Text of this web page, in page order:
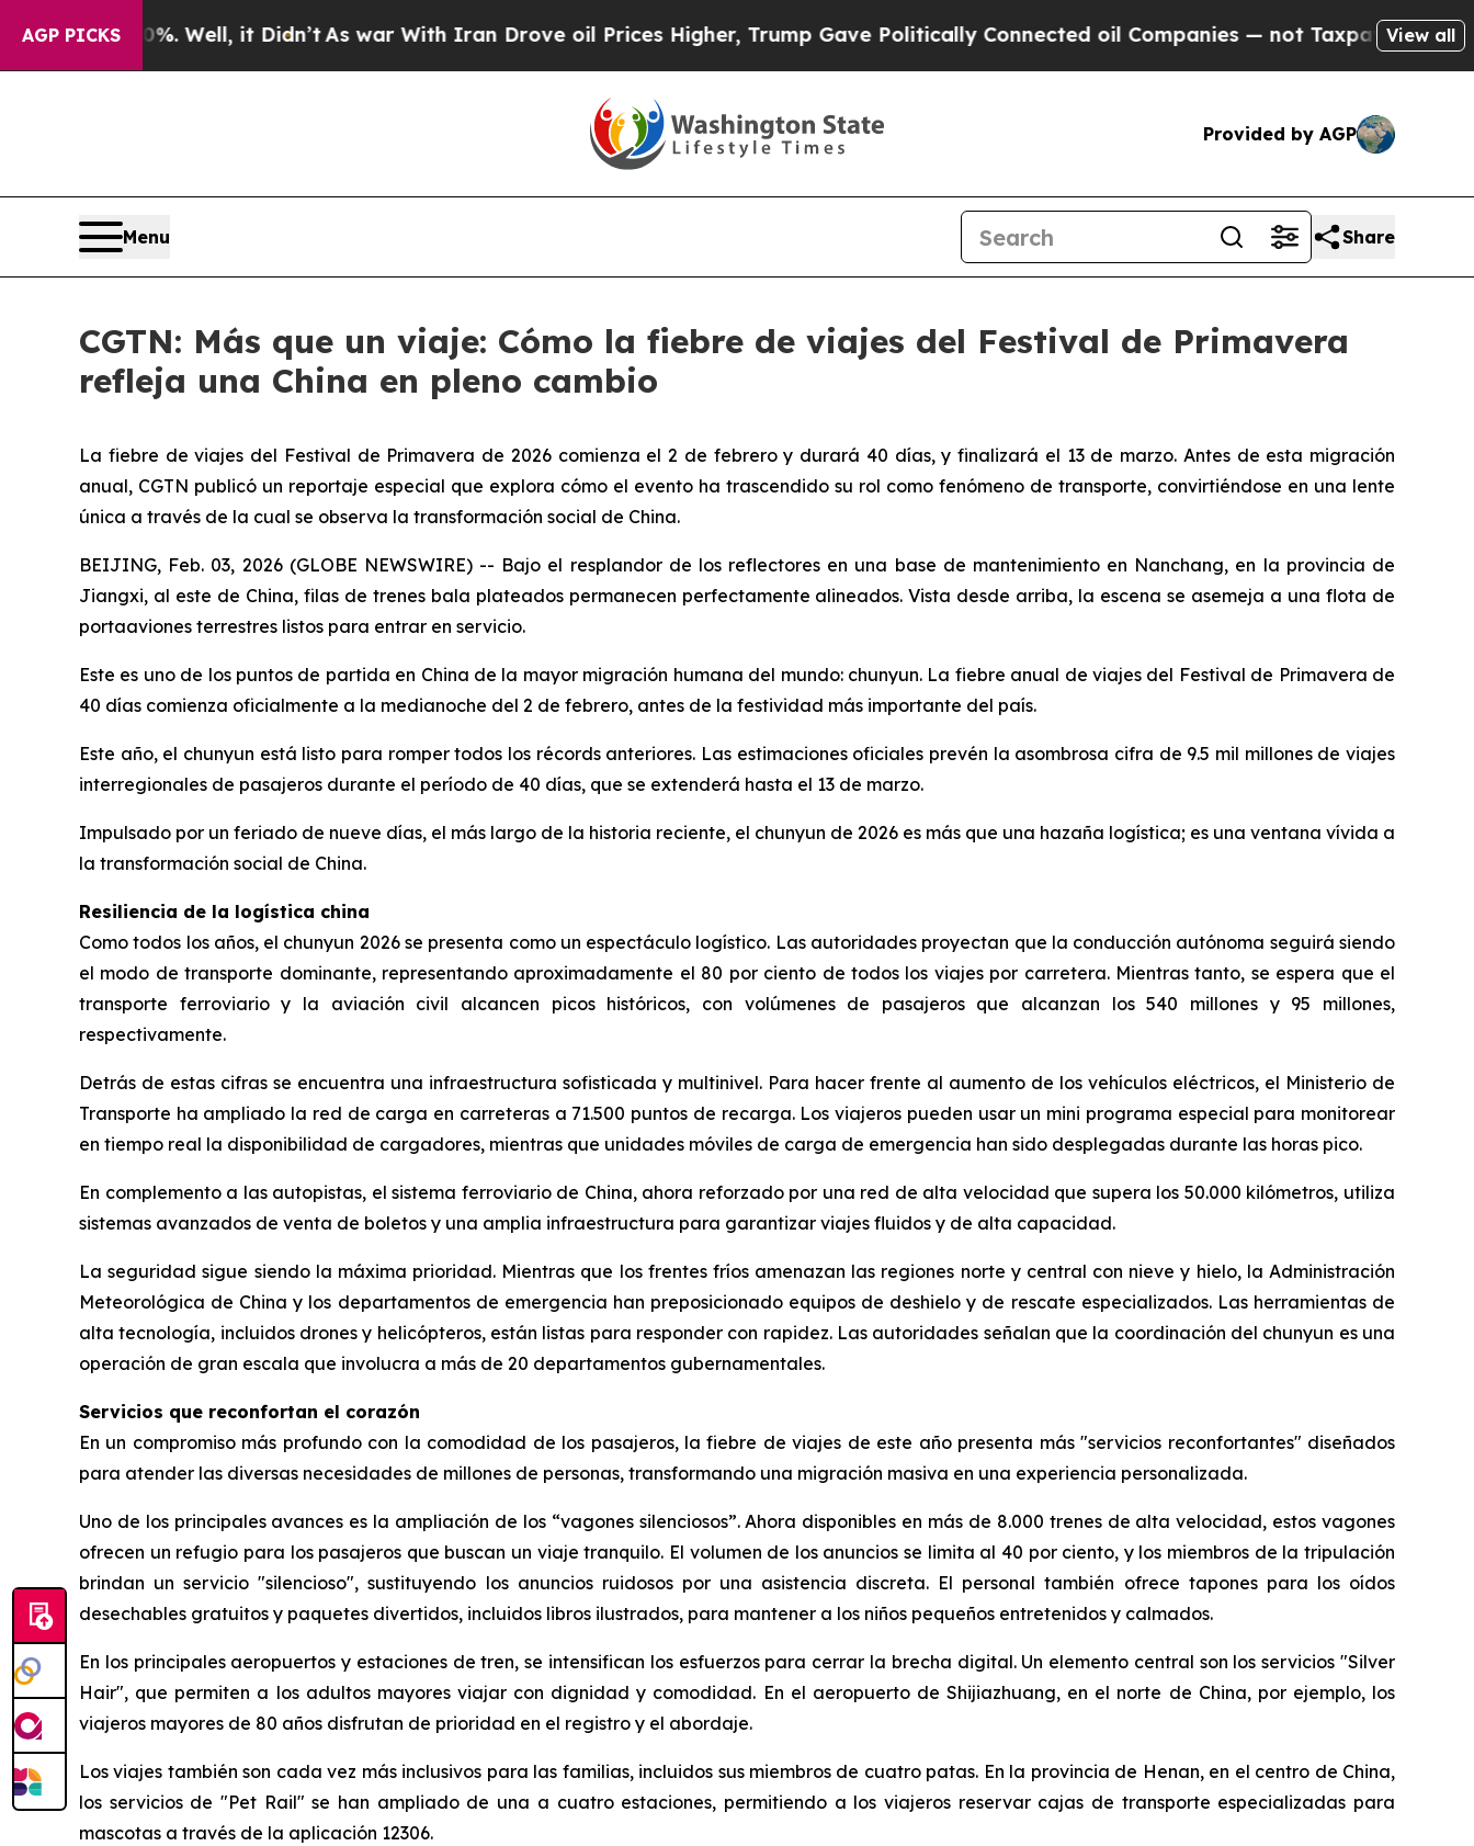
AGP PICKS
40%. Well, it Didn’tAs war With Iran Drove oil Prices Higher, Trump Gave Politically Connected oil Companies — not Taxpayers — the Chance
View all
Provided by AGP
Menu Share
CGTN: Más que un viaje: Cómo la fiebre de viajes del Festival de Primavera
refleja una China en pleno cambio
La fiebre de viajes del Festival de Primavera de 2026 comienza el 2 de febrero y durará 40 días, y finalizará el 13 de marzo. Antes de esta migración
anual, CGTN publicó un reportaje especial que explora cómo el evento ha trascendido su rol como fenómeno de transporte, convirtiéndose en una lente
única a través de la cual se observa la transformación social de China.
BEIJING, Feb. 03, 2026 (GLOBE NEWSWIRE) -- Bajo el resplandor de los reflectores en una base de mantenimiento en Nanchang, en la provincia de
Jiangxi, al este de China, filas de trenes bala plateados permanecen perfectamente alineados. Vista desde arriba, la escena se asemeja a una flota de
portaaviones terrestres listos para entrar en servicio.
Este es uno de los puntos de partida en China de la mayor migración humana del mundo: chunyun. La fiebre anual de viajes del Festival de Primavera de
40 días comienza oficialmente a la medianoche del 2 de febrero, antes de la festividad más importante del país.
Este año, el chunyun está listo para romper todos los récords anteriores. Las estimaciones oficiales prevén la asombrosa cifra de 9.5 mil millones de viajes
interregionales de pasajeros durante el período de 40 días, que se extenderá hasta el 13 de marzo.
Impulsado por un feriado de nueve días, el más largo de la historia reciente, el chunyun de 2026 es más que una hazaña logística; es una ventana vívida a
la transformación social de China.
Resiliencia de la logística china
Como todos los años, el chunyun 2026 se presenta como un espectáculo logístico. Las autoridades proyectan que la conducción autónoma seguirá siendo
el modo de transporte dominante, representando aproximadamente el 80 por ciento de todos los viajes por carretera. Mientras tanto, se espera que el
transporte ferroviario y la aviación civil alcancen picos históricos, con volúmenes de pasajeros que alcanzan los 540 millones y 95 millones,
respectivamente.
Detrás de estas cifras se encuentra una infraestructura sofisticada y multinivel. Para hacer frente al aumento de los vehículos eléctricos, el Ministerio de
Transporte ha ampliado la red de carga en carreteras a 71.500 puntos de recarga. Los viajeros pueden usar un mini programa especial para monitorear
en tiempo real la disponibilidad de cargadores, mientras que unidades móviles de carga de emergencia han sido desplegadas durante las horas pico.
En complemento a las autopistas, el sistema ferroviario de China, ahora reforzado por una red de alta velocidad que supera los 50.000 kilómetros, utiliza
sistemas avanzados de venta de boletos y una amplia infraestructura para garantizar viajes fluidos y de alta capacidad.
La seguridad sigue siendo la máxima prioridad. Mientras que los frentes fríos amenazan las regiones norte y central con nieve y hielo, la Administración
Meteorológica de China y los departamentos de emergencia han preposicionado equipos de deshielo y de rescate especializados. Las herramientas de
alta tecnología, incluidos drones y helicópteros, están listas para responder con rapidez. Las autoridades señalan que la coordinación del chunyun es una
operación de gran escala que involucra a más de 20 departamentos gubernamentales.
Servicios que reconfortan el corazón
En un compromiso más profundo con la comodidad de los pasajeros, la fiebre de viajes de este año presenta más "servicios reconfortantes" diseñados
para atender las diversas necesidades de millones de personas, transformando una migración masiva en una experiencia personalizada.
Uno de los principales avances es la ampliación de los “vagones silenciosos”. Ahora disponibles en más de 8.000 trenes de alta velocidad, estos vagones
ofrecen un refugio para los pasajeros que buscan un viaje tranquilo. El volumen de los anuncios se limita al 40 por ciento, y los miembros de la tripulación
brindan un servicio "silencioso", sustituyendo los anuncios ruidosos por una asistencia discreta. El personal también ofrece tapones para los oídos
desechables gratuitos y paquetes divertidos, incluidos libros ilustrados, para mantener a los niños pequeños entretenidos y calmados.
En los principales aeropuertos y estaciones de tren, se intensifican los esfuerzos para cerrar la brecha digital. Un elemento central son los servicios "Silver
Hair", que permiten a los adultos mayores viajar con dignidad y comodidad. En el aeropuerto de Shijiazhuang, en el norte de China, por ejemplo, los
viajeros mayores de 80 años disfrutan de prioridad en el registro y el abordaje.
Los viajes también son cada vez más inclusivos para las familias, incluidos sus miembros de cuatro patas. En la provincia de Henan, en el centro de China,
los servicios de "Pet Rail" se han ampliado de una a cuatro estaciones, permitiendo a los viajeros reservar cajas de transporte especializadas para
mascotas a través de la aplicación 12306.